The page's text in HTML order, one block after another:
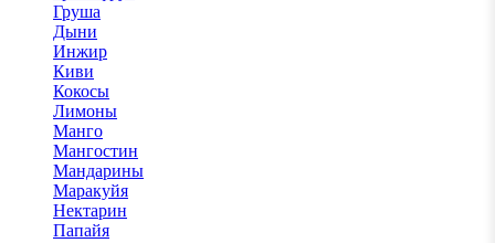
Груша
Дыни
Инжир
Киви
Кокосы
Лимоны
Манго
Мангостин
Мандарины
Маракуйя
Нектарин
Папайя